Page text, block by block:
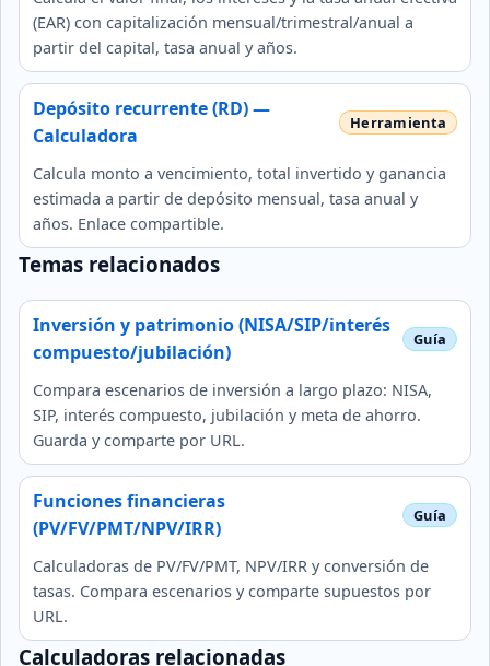
(EAR) con capitalización mensual/trimestral/anual a
partir del capital, tasa anual y años.
Depósito recurrente (RD) —
Calculadora
Calcula monto a vencimiento, total invertido y ganancia
estimada a partir de depósito mensual, tasa anual y
años. Enlace compartible.
Temas relacionados
Inversión y patrimonio (NISA/SIP/interés
compuesto/jubilación)
Compara escenarios de inversión a largo plazo: NISA,
SIP, interés compuesto, jubilación y meta de ahorro.
Guarda y comparte por URL.
Funciones financieras
(PV/FV/PMT/NPV/IRR)
Calculadoras de PV/FV/PMT, NPV/IRR y conversión de
tasas. Compara escenarios y comparte supuestos por
URL.
Calculadoras relacionadas